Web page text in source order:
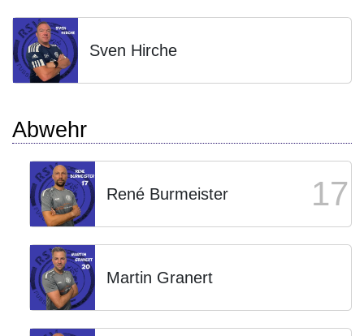
Sven Hirche
Abwehr
René Burmeister 17
Martin Granert